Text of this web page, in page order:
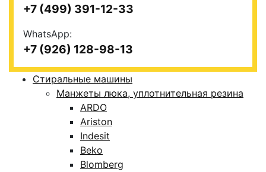
+7 (499) 391-12-33
WhatsApp:
+7 (926) 128-98-13
Стиральные машины
Манжеты люка, уплотнительная резина
ARDO
Ariston
Indesit
Beko
Blomberg